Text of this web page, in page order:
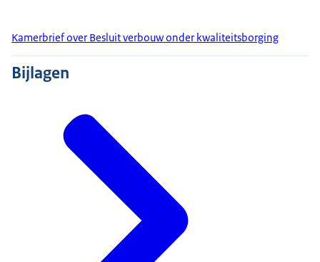
Kamerbrief over Besluit verbouw onder kwaliteitsborging
Bijlagen